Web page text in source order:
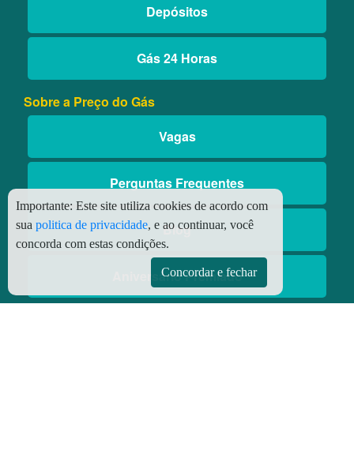
Depósitos
Gás 24 Horas
Sobre a Preço do Gás
Vagas
Perguntas Frequentes
Blog
Aniversário Premiado
Importante: Este site utiliza cookies de acordo com
sua politica de privacidade, e ao continuar, você
concorda com estas condições.
Concordar e fechar